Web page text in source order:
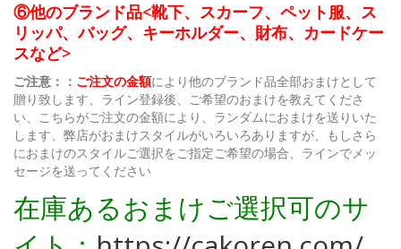
⑥他のブランド品<靴下、スカーフ、ペット服、ス
リッパ、バッグ、キーホルダー、財布、カードケー
スなど>
ご注意：： ご注文の金額により他のブランド品全部おまけとして
贈り致します、ライン登録後、ご希望のおまけを教えてくださ
い、こちらがご注文の金額により、ランダムにおまけを送りいた
します、弊店がおまけスタイルがいろいろありますが、もしさら
におまけのスタイルご選択をご指定ご希望の場合、ラインでメッ
セージを送ってください
在庫あるおまけご選択可のサ